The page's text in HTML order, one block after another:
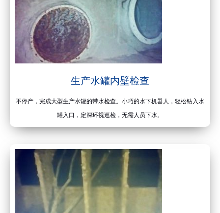
生产水罐内壁检查
不停产，完成大型生产水罐的带水检查。小巧的水下机器人，轻松钻入水
罐入口，定深环视巡检，无需人员下水。